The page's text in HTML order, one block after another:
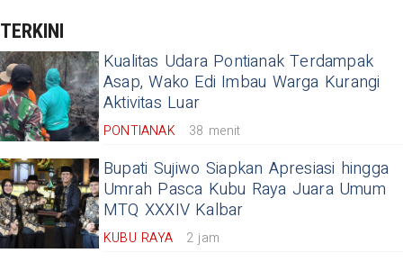
TERKINI
Kualitas Udara Pontianak Terdampak
Asap, Wako Edi Imbau Warga Kurangi
Aktivitas Luar
PONTIANAK 38 menit
Bupati Sujiwo Siapkan Apresiasi hingga
Umrah Pasca Kubu Raya Juara Umum
MTQ XXXIV Kalbar
KUBU RAYA 2 jam